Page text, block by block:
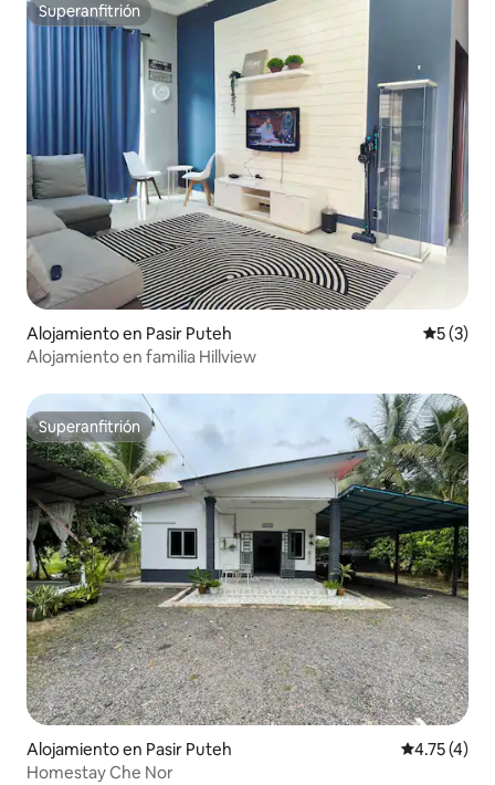
Superanfitrión
Superanfitrión
Alojamiento en Pasir Puteh
5 (3)
Alojamiento en familia Hillview
Superanfitrión
Superanfitrión
Alojamiento en Pasir Puteh Calificación
4.75 (4)
Homestay Che Nor